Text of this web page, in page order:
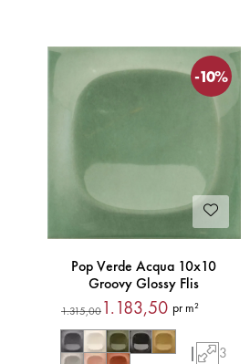
-10%
Pop Verde Acqua 10x10
Groovy Glossy Flis
1.315,001.183,50 pr m²
| 3